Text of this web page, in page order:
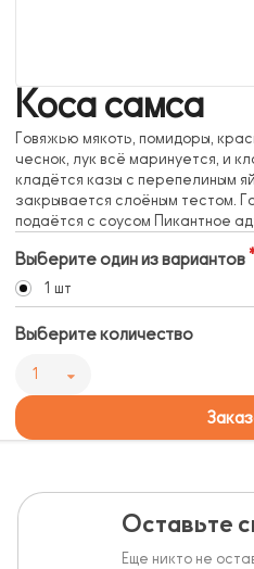
Коса самса
Говяжью мякоть, помидоры,
чеснок, лук всё маринуется, и
кладётся казы с перепелиным
закрывается слоёным тестом.
подаётся с соусом Пикантное
Выберите один из вариантов
1 шт
Выберите количество
1
Оставьте
Еще никто не